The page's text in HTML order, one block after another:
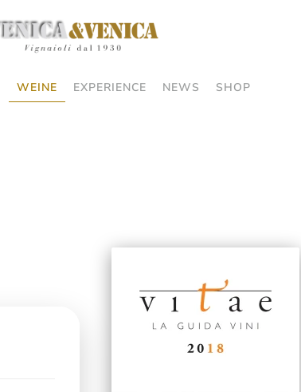
WEINE EXPERIENCE NEWS SHOP